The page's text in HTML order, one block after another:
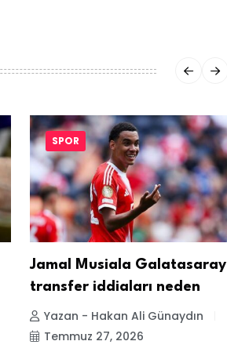
SPOR
Jamal Musiala Galatasaray
transfer iddiaları neden
Yazan - Hakan Ali Günaydın
Temmuz 27, 2026